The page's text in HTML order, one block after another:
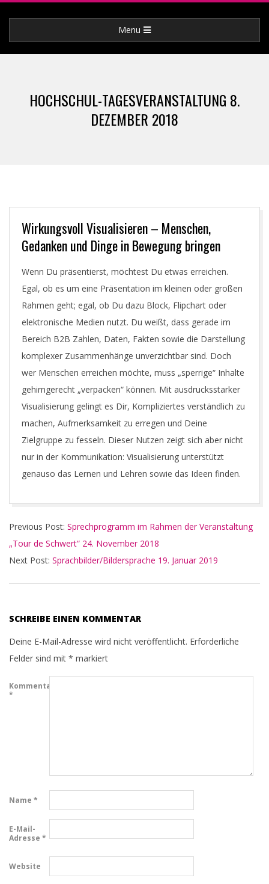
content
Navigation
Menu
HOCHSCHUL-TAGESVERANSTALTUNG 8.
DEZEMBER 2018
Wirkungsvoll Visualisieren – Menschen,
Gedanken und Dinge in Bewegung bringen
Wenn Du präsentierst, möchtest Du etwas erreichen.
Egal, ob es um eine Präsentation im kleinen oder großen
Rahmen geht; egal, ob Du dazu Block, Flipchart oder
elektronische Medien nutzt. Du weißt, dass gerade im
Bereich B2B Zahlen, Daten, Fakten sowie die Darstellung
komplexer Zusammenhänge unverzichtbar sind. Doch
wer Menschen erreichen möchte, muss „sperrige“ Inhalte
gehirngerecht „verpacken“ können. Mit ausdrucksstarker
Visualisierung gelingt es Dir, Kompliziertes verständlich zu
machen, Aufmerksamkeit zu erregen und Deine
Zielgruppe zu fesseln. Dieser Nutzen zeigt sich aber nicht
nur in der Kommunikation: Visualisierung unterstützt
genauso das Lernen und Lehren sowie das Ideen finden.
11-
22
Previous Post: Sprechprogramm im Rahmen der Veranstaltung
„Tour de Schwert“ 24. November 2018
Next Post: Sprachbilder/Bildersprache 19. Januar 2019
SCHREIBE EINEN KOMMENTAR
Deine E-Mail-Adresse wird nicht veröffentlicht. Erforderliche
Felder sind mit * markiert
Kommentar
*
Name *
E-Mail-
Adresse *
Website